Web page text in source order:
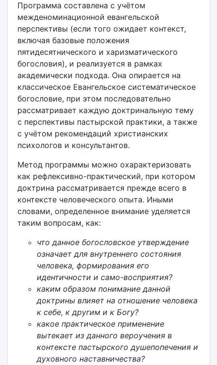
Программа составлена с учётом
межденоминационной евангельской
перспективы (если того ожидает контекст,
включая базовые положения
пятидесятнического и харизматического
богословия), и реализуется в рамках
академически подхода. Она опирается на
классическое Евангельское систематическое
богословие, при этом последовательно
рассматривает каждую доктринальную тему
с перспективы пастырской практики, а также
с учётом рекомендаций христианских
психологов и консультантов.
Метод программы можно охарактеризовать
как рефлексивно-практический, при котором
доктрина рассматривается прежде всего в
контексте человеческого опыта. Иными
словами, определенное внимание уделяется
таким вопросам, как:
что данное богословское утверждение
означает для внутреннего состояния
человека, формирования его
идентичности и само-восприятия?
каким образом понимание данной
доктрины влияет на отношение человека
к себе, к другим и к Богу?
какое практическое применение
вытекает из данного вероучения в
контексте пастырского душепопечения и
духовного наставничества?